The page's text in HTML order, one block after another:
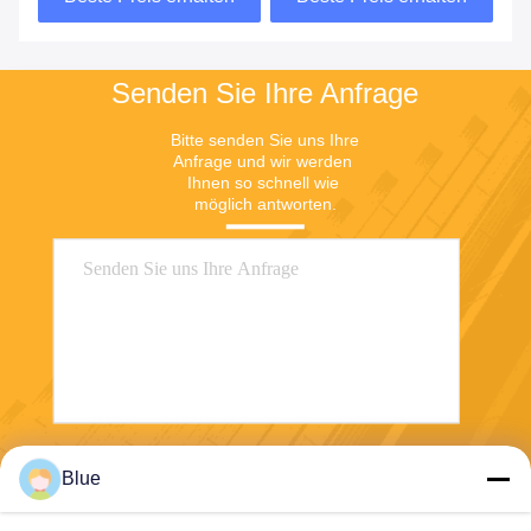
Senden Sie Ihre Anfrage
Bitte senden Sie uns Ihre
Anfrage und wir werden
Ihnen so schnell wie
möglich antworten.
Blue